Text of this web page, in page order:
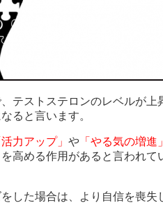
テストステロンのレベルが上
ると言います。
活力アップ」 や 「やる気の増進
高める作用があると言われて
した場合は、より自信を喪失